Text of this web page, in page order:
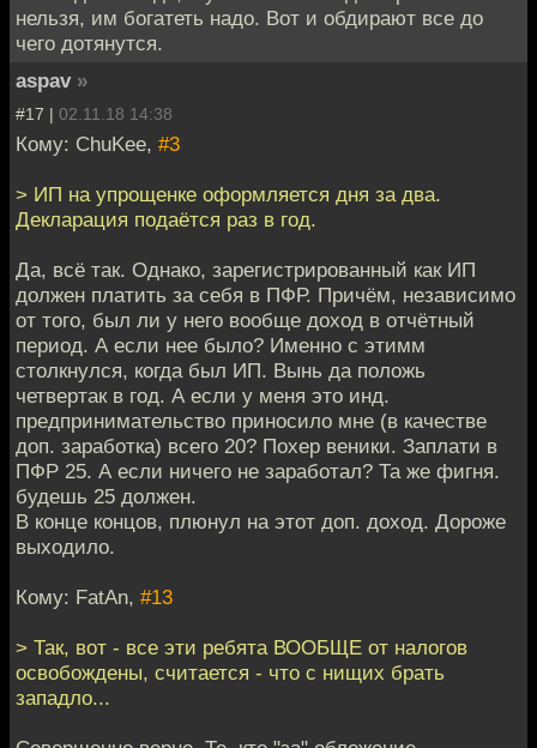
нельзя, им богатеть надо. Вот и обдирают все до
чего дотянутся.
aspav »
#17 | 02.11.18 14:38
Кому: ChuKee, #3
> ИП на упрощенке оформляется дня за два.
Декларация подаётся раз в год.
Да, всё так. Однако, зарегистрированный как ИП
должен платить за себя в ПФР. Причём, независимо
от того, был ли у него вообще доход в отчётный
период. А если нее было? Именно с этимм
столкнулся, когда был ИП. Вынь да положь
четвертак в год. А если у меня это инд.
предпринимательство приносило мне (в качестве
доп. заработка) всего 20? Похер веники. Заплати в
ПФР 25. А если ничего не заработал? Та же фигня.
будешь 25 должен.
В конце концов, плюнул на этот доп. доход. Дороже
выходило.
Кому: FatAn, #13
> Так, вот - все эти ребята ВООБЩЕ от налогов
освобождены, считается - что с нищих брать
западло...